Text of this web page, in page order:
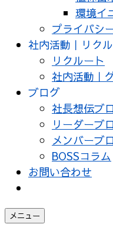
環境イ
プライバシ
社内活動｜リク
リクルート
社内活動｜
ブログ
社長想伝ブ
リーダーブ
メンバーブ
BOSSコラム
お問い合わせ
メニュー